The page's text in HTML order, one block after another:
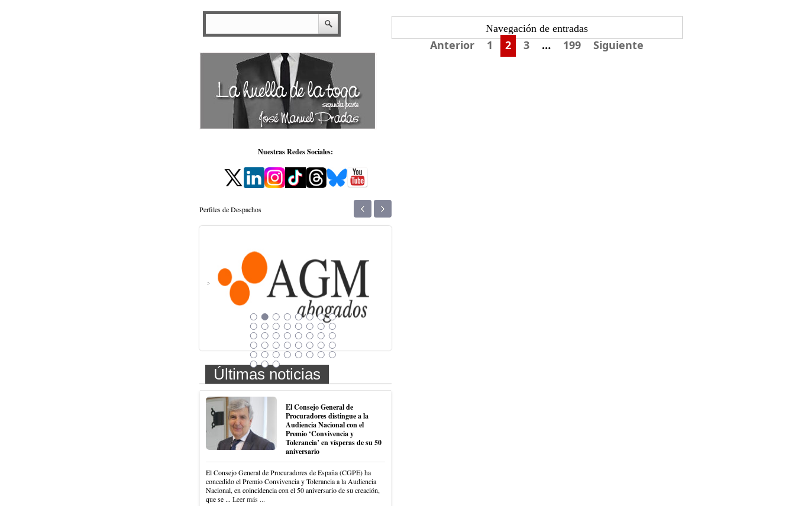
Navegación de entradas
Anterior 1 2 3 … 199 Siguiente
Nuestras Redes Sociales:
Perfiles de Despachos ‹ ›
Últimas noticias
El Consejo General de
Procuradores distingue a la
Audiencia Nacional con el
Premio ‘Convivencia y
Tolerancia’ en vísperas de su 50
aniversario
El Consejo General de Procuradores de España (CGPE) ha
concedido el Premio Convivencia y Tolerancia a la Audiencia
Nacional, en coincidencia con el 50 aniversario de su creación,
que se ... Leer más ...